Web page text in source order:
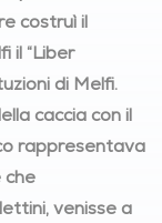
costruì il
il “Liber
di Melfi.
caccia con il
rappresentava
che
venisse a